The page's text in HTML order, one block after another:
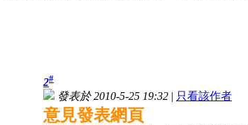
2#
發表於 2010-5-25 19:32 | 只看該作者
意見發表網頁